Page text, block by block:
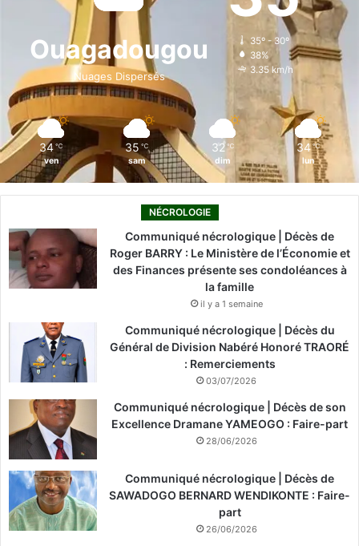
o
k
i
n
g
r
k
Ouagadougou
Nuages Dispersés
35º - 30º
38%
3.35 km/h
34 ℃
ven
35 ℃
sam
32 ℃
dim
34 ℃
lun
NÉCROLOGIE
Communiqué nécrologique | Décès de
Roger BARRY : Le Ministère de l’Économie et
des Finances présente ses condoléances à
la famille
il y a 1 semaine
Communiqué nécrologique | Décès du
Général de Division Nabéré Honoré TRAORÉ
: Remerciements
03/07/2026
Communiqué nécrologique | Décès de son
Excellence Dramane YAMEOGO : Faire-part
28/06/2026
Communiqué nécrologique | Décès de
SAWADOGO BERNARD WENDIKONTE : Faire-
part
26/06/2026